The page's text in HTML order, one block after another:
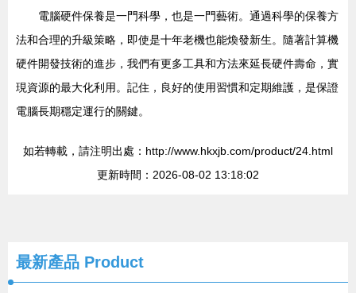
電腦硬件保養是一門科學，也是一門藝術。通過科學的保養方
法和合理的升級策略，即使是十年老機也能煥發新生。隨著計算機
硬件開發技術的進步，我們有更多工具和方法來延長硬件壽命，實
現資源的最大化利用。記住，良好的使用習慣和定期維護，是保證
電腦長期穩定運行的關鍵。
如若轉載，請注明出處：http://www.hkxjb.com/product/24.html
更新時間：2026-08-02 13:18:02
最新產品 Product